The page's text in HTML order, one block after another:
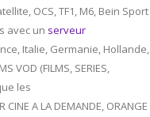
OCS, TF1, M6, Bein Sport
avec un serveur
Italie, Germanie, Hollande,
VOD (FILMS, SERIES,
les
A LA DEMANDE, ORANGE